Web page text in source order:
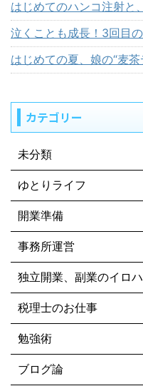
はじめてのハンコ注射と
泣くことも成長！3回目
はじめての夏、娘の“麦
カテゴリー
未分類
ゆとりライフ
開業準備
事務所運営
独立開業、副業のイロハ
税理士のお仕事
勉強術
ブログ論